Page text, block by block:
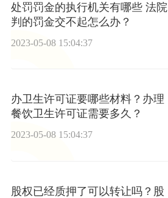
处罚罚金的执行机关有哪些 法院
判的罚金交不起怎么办？
2023-05-08 15:04:37
办卫生许可证要哪些材料？办理
餐饮卫生许可证需要多久？
2023-05-08 15:04:37
股权已经质押了可以转让吗？股